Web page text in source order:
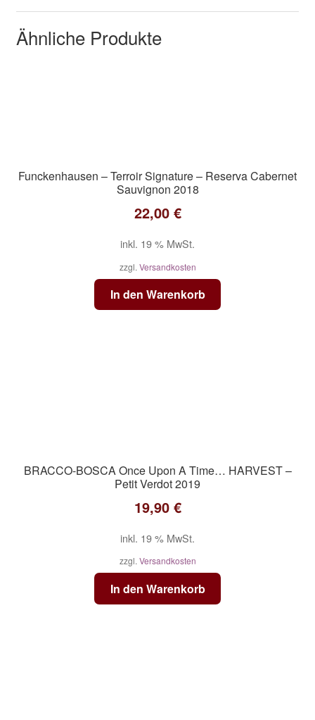
Ähnliche Produkte
Funckenhausen – Terroir Signature – Reserva Cabernet
Sauvignon 2018
22,00 €
inkl. 19 % MwSt.
zzgl. Versandkosten
In den Warenkorb
BRACCO-BOSCA Once Upon A Time… HARVEST –
Petit Verdot 2019
19,90 €
inkl. 19 % MwSt.
zzgl.Versandkosten
In den Warenkorb